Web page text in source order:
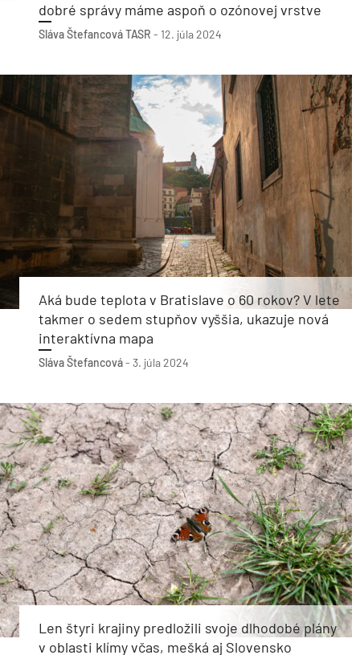
dobré správy máme aspoň o ozónovej vrstve
Sláva ŠtefancováTASR - 12. júla 2024
Aká bude teplota v Bratislave o 60 rokov? V lete
takmer o sedem stupňov vyššia, ukazuje nová
interaktívna mapa
Sláva Štefancová- 3. júla 2024
Len štyri krajiny predložili svoje dlhodobé plány
v oblasti klímy včas, mešká aj Slovensko